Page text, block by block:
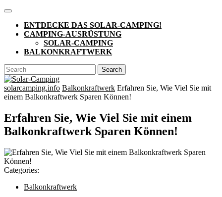
Skip
content
Open
ButtonENTDECKE DAS SOLAR-CAMPING!
CAMPING-AUSRÜSTUNG
SOLAR-CAMPING
BALKONKRAFTWERK
CLOSE
BUTTON
Search
for:
solarcamping.info Balkonkraftwerk Erfahren Sie, Wie Viel Sie mit
einem Balkonkraftwerk Sparen Können!
Erfahren Sie, Wie Viel Sie mit einem
Balkonkraftwerk Sparen Können!
Categories:
Balkonkraftwerk